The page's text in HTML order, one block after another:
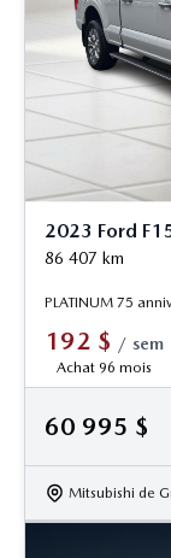
2023 Ford
86 407 km
PLATINUM 75
192 $ / sem
Achat 96 mois
60 995 $
Mitsubishi de